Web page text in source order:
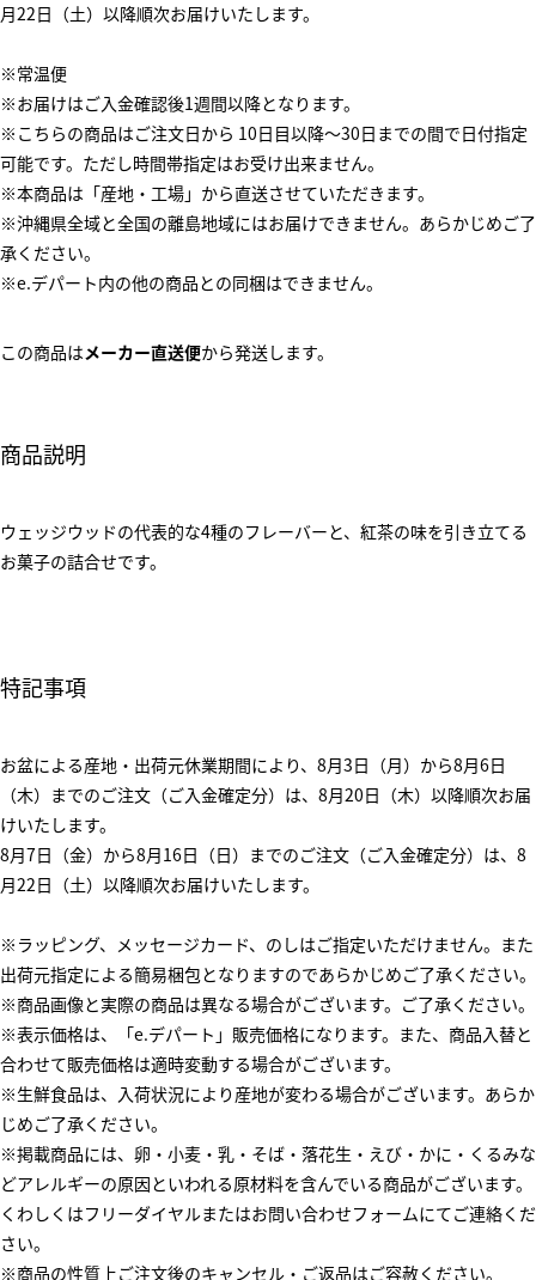
月22日（土）以降順次お届けいたします。
※常温便
※お届けはご入金確認後1週間以降となります。
※こちらの商品はご注文日から 10日目以降～30日までの間で日付指定
可能です。ただし時間帯指定はお受け出来ません。
※本商品は「産地・工場」から直送させていただきます。
※沖縄県全域と全国の離島地域にはお届けできません。あらかじめご了
承ください。
※e.デパート内の他の商品との同梱はできません。
この商品はメーカー直送便から発送します。
商品説明
ウェッジウッドの代表的な4種のフレーバーと、紅茶の味を引き立てる
お菓子の詰合せです。
特記事項
お盆による産地・出荷元休業期間により、8月3日（月）から8月6日
（木）までのご注文（ご入金確定分）は、8月20日（木）以降順次お届
けいたします。
8月7日（金）から8月16日（日）までのご注文（ご入金確定分）は、8
月22日（土）以降順次お届けいたします。
※ラッピング、メッセージカード、のしはご指定いただけません。また
出荷元指定による簡易梱包となりますのであらかじめご了承ください。
※商品画像と実際の商品は異なる場合がございます。ご了承ください。
※表示価格は、「e.デパート」販売価格になります。また、商品入替と
合わせて販売価格は適時変動する場合がございます。
※生鮮食品は、入荷状況により産地が変わる場合がございます。あらか
じめご了承ください。
※掲載商品には、卵・小麦・乳・そば・落花生・えび・かに・くるみな
どアレルギーの原因といわれる原材料を含んでいる商品がございます。
くわしくはフリーダイヤルまたはお問い合わせフォームにてご連絡くだ
さい。
※商品の性質上ご注文後のキャンセル・ご返品はご容赦ください。